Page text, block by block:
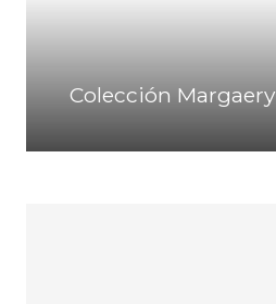
Colección Margaery